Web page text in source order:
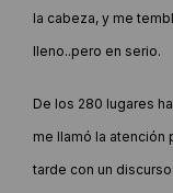
la cabeza, y me
lleno..pero en serio.
De los 280 lugares
me llamó la atención
tarde con un